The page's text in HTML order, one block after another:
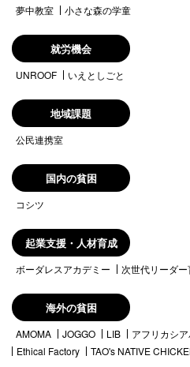
夢中教室 小さな森の学童
就労機会
UNROOF いえとしごと
地域課題
公民連携室
国内の貧困
コシツ
起業支援・人材育成
ボーダレスアカデミー 次世代リーダー
海外の貧困
AMOMA JOGGO LIB アフリカシ
Ethical Factory
TAO's NATIVE